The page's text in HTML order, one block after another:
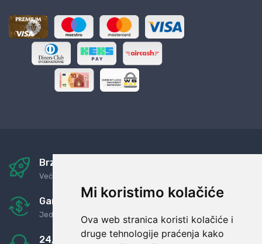
Mi koristimo kolačiće
Ova web stranica koristi kolačiće i
druge tehnologije praćenja kako
Brza i sigurna dostava
Već za nekoliko dana kod vas
Garancija u povrat novaca
Jednostavno pravilo: Roba za novac
24/7 odlična podrška